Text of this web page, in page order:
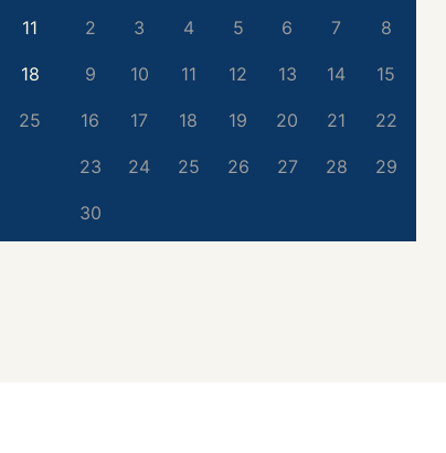
11
18
25
2 3 4 5 6 7 8
9 10 11 12 13 14 15
16 17 18 19 20 21 22
23 24 25 26 27 28 29
30